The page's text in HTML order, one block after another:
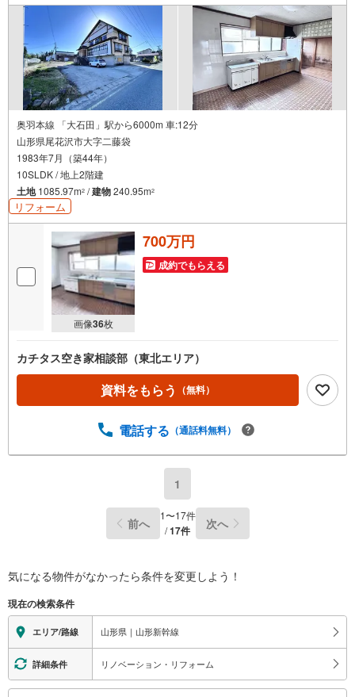
奥羽本線 「大石田」駅から6000m 車:12分
山形県尾花沢市大字二藤袋
1983年7月（築44年）
10SLDK / 地上2階建
土地1085.97m2 /建物240.95m2
リフォーム
画像36枚
700万円
成約でもらえる
カチタス空き家相談部（東北エリア）
資料をもらう （無料）
電話する （通話料無料）
1
前へ 1〜17件
/17件 次へ
気になる物件がなかったら条件を変更しよう！
現在の検索条件
エリア/路線 山形県｜山形新幹線
詳細条件 リノベーション・リフォーム